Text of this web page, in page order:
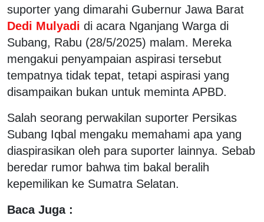
suporter yang dimarahi Gubernur Jawa Barat
Dedi Mulyadi di acara Nganjang Warga di
Subang, Rabu (28/5/2025) malam. Mereka
mengakui penyampaian aspirasi tersebut
tempatnya tidak tepat, tetapi aspirasi yang
disampaikan bukan untuk meminta APBD.
Salah seorang perwakilan suporter Persikas
Subang Iqbal mengaku memahami apa yang
diaspirasikan oleh para suporter lainnya. Sebab
beredar rumor bahwa tim bakal beralih
kepemilikan ke Sumatra Selatan.
Baca Juga :